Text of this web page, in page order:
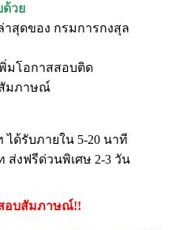
ด้วย
สุดของ กรมการกงสุล
มโอกาสสอบติด
สัมภาษณ์
ได้รับภายใน 5-20 นาที
ส่งฟรีด่วนพิเศษ 2-3 วัน
อบสัมภาษณ์!!